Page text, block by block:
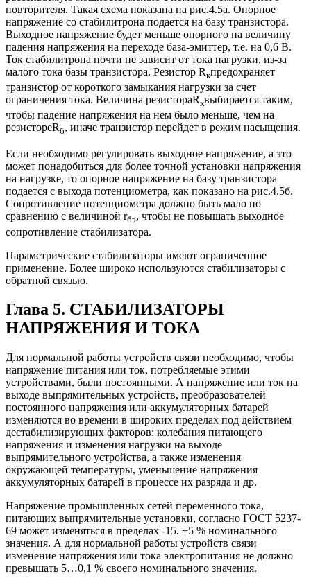
повторителя. Такая схема показана на рис.4.5а. Опорное
напряжение со стабилитрона подается на базу транзистора.
Выходное напряжение будет меньше опорного на величину
падения напряжения на переходе база-эмиттер, т.е. на 0,6 В.
Ток стабилитрона почти не зависит от тока нагрузки, из-за
малого тока базы транзистора. Резистор Rкпредохраняет
транзистор от короткого замыкания нагрузки за счет
ограничения тока. Величина резистораRквыбирается таким,
чтобы падение напряжения на нем было меньше, чем на
резистореRб, иначе транзистор перейдет в режим насыщения.
Если необходимо регулировать выходное напряжение, а это
может понадобиться для более точной установки напряжения
на нагрузке, то опорное напряжение на базу транзистора
подается с выхода потенциометра, как показано на рис.4.5б.
Сопротивление потенциометра должно быть мало по
сравнению с величиной rбэ, чтобы не повышать выходное
сопротивление стабилизатора.
Параметрические стабилизаторы имеют ограниченное
применение. Более широко используются стабилизаторы с
обратной связью.
Глава 5. СТАБИЛИЗАТОРЫ
НАПРЯЖЕНИЯ И ТОКА
Для нормальной работы устройств связи необходимо, чтобы
напряжение питания или ток, потребляемые этими
устройствами, были постоянными. А напряжение или ток на
выходе выпрямительных устройств, преобразователей
постоянного напряжения или аккумуляторных батарей
изменяются во времени в широких пределах под действием
дестабилизирующих факторов: колебания питающего
напряжения и изменения нагрузки на выходе
выпрямительного устройства, а также изменения
окружающей температуры, уменьшение напряжения
аккумуляторных батарей в процессе их разряда и др.
Напряжение промышленных сетей переменного тока,
питающих выпрямительные установки, согласно ГОСТ 5237-
69 может изменяться в пределах -15. +5 % номинального
значения. А для нормальной работы устройств связи
изменение напряжения или тока электропитания не должно
превышать 5…0,1 % своего номинального значения.